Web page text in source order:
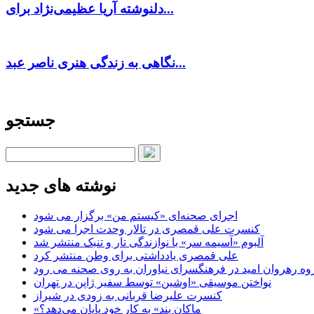
دلنوشته آریا عظیمی‌نژاد برای...
نگاهی به زندگی هنری ناصر عبد...
جستجو
نوشته های جدید
اجرای صحنه‌ای «کیستم من» برگزار می شود
کنسرت علی قمصری در تالار وحدت اجرا می شود
آلبوم «آسیمه سر» با نوازندگی تار و تنبک منتشر شد
علی قمصری یادداشتی برای وطن منتشر کرد
رهروان امید در فرهنگسرای نیاوران به روی صحنه می رود
نواختن موسیقی «اوشین» توسط سفیر ژاپن در تهران
کنسرت علیرضا قربانی به زودی در شیراز
«ماکان بند» به کار خود پایان می‌دهد؟